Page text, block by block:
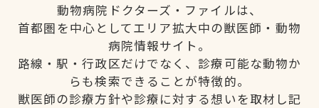
動物病院ドクターズ・ファイルは、
首都圏を中心としてエリア拡大中の獣医師・動物
病院情報サイト。
路線・駅・行政区だけでなく、診療可能な動物か
らも検索できることが特徴的。
獣医師の診療方針や診療に対する想いを取材し記